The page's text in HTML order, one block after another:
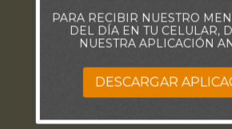
PARA RECIBIR NUESTRO
DEL DÍA EN TU CELULAR,
NUESTRA APLICACIÓN
DESCARGAR